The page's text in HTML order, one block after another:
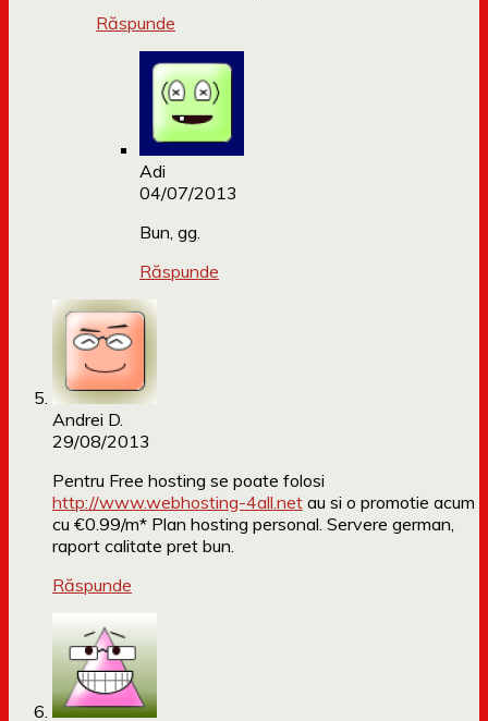
Răspunde
Adi
04/07/2013
Bun, gg.
Răspunde
Andrei D.
29/08/2013
Pentru Free hosting se poate folosi
http://www.webhosting-4all.net au si o promotie acum
cu €0.99/m* Plan hosting personal. Servere german,
raport calitate pret bun.
Răspunde